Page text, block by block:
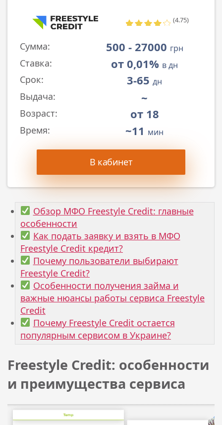
(4.75)
Сумма: 500 - 27000 грн
Ставка: от 0,01% в дн
Срок: 3-65 дн
Выдача: ~
Возраст: от 18
Время: ~11 мин
В кабинет
Обзор МФО Freestyle Credit: главные
особенности
Как подать заявку и взять в МФО
Freestyle Credit кредит?
Почему пользователи выбирают
Freestyle Credit?
Особенности получения займа и
важные нюансы работы сервиса Freestyle
Credit
Почему Freestyle Credit остается
популярным сервисом в Украине?
Freestyle Credit: особенности
и преимущества сервиса